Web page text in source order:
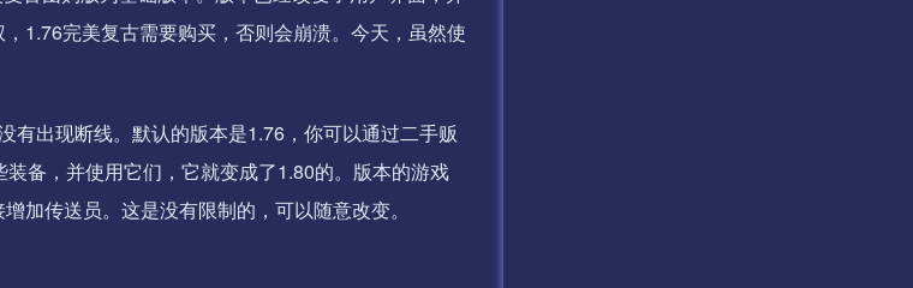
1.76完美复古需要购买，否则会崩溃。今天，虽然使
出现断线。默认的版本是1.76，你可以通过二手贩
备，并使用它们，它就变成了1.80的。版本的游戏
加传送员。这是没有限制的，可以随意改变。